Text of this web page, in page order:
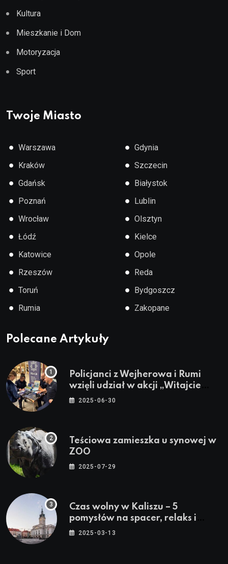
Kultura
Mieszkanie i Dom
Motoryzacja
Sport
Twoje Miasto
● Warszawa
● Kraków
● Gdańsk
● Poznań
● Wrocław
● Łódź
● Katowice
● Rzeszów
● Toruń
● Rumia
● Gdynia
● Szczecin
● Białystok
● Lublin
● Olsztyn
● Kielce
● Opole
● Reda
● Bydgoszcz
● Zakopane
Polecane Artykuły
Policjanci z Wejherowa i Rumi
wzięli udział w akcji „Witajcie
Wakacje”
2025-06-30
Teściowa zamieszka u synowej w
ZOO
2025-07-29
Czas wolny w Kaliszu – 5
pomysłów na spacer, relaks i
rodzinne atrakcje
2025-03-13